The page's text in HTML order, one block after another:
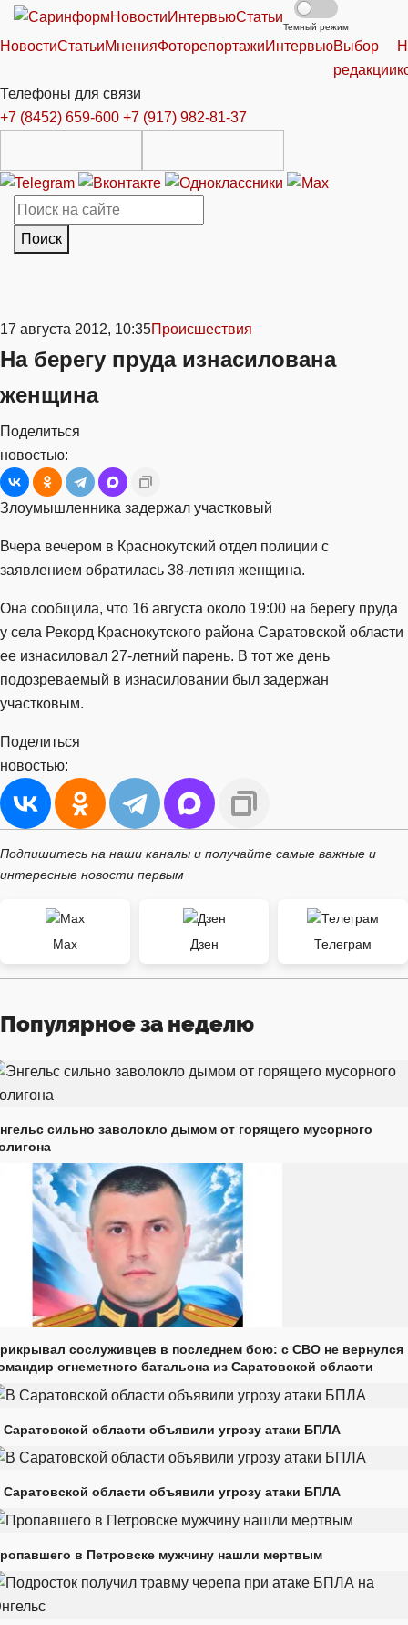
НовостиИнтервьюСтатьи
Темный режим
НовостиСтатьиМненияФоторепортажиИнтервьюВыбор
редакции
Телефоны для связи
+7 (8452) 659-600 +7 (917) 982-81-37
Поиск
17 августа 2012, 10:35Происшествия
На берегу пруда изнасилована
женщина
Поделиться
новостью:
Злоумышленника задержал участковый
Вчера вечером в Краснокутский отдел полиции с
заявлением обратилась 38-летняя женщина.
Она сообщила, что 16 августа около 19:00 на берегу пруда
у села Рекорд Краснокутского района Саратовской области
ее изнасиловал 27-летний парень. В тот же день
подозреваемый в изнасиловании был задержан
участковым.
Поделиться
новостью:
Подпишитесь на наши каналы и получайте самые важные и
интересные новости первым
Max Дзен Телеграм
Популярное за неделю
сильно заволокло дымом от горящего мусорного
сослуживцев в последнем бою: с СВО не вернулся
огнеметного батальона из Саратовской области
Саратовской области объявили угрозу атаки БПЛА
Саратовской области объявили угрозу атаки БПЛА
в Петровске мужчину нашли мертвым